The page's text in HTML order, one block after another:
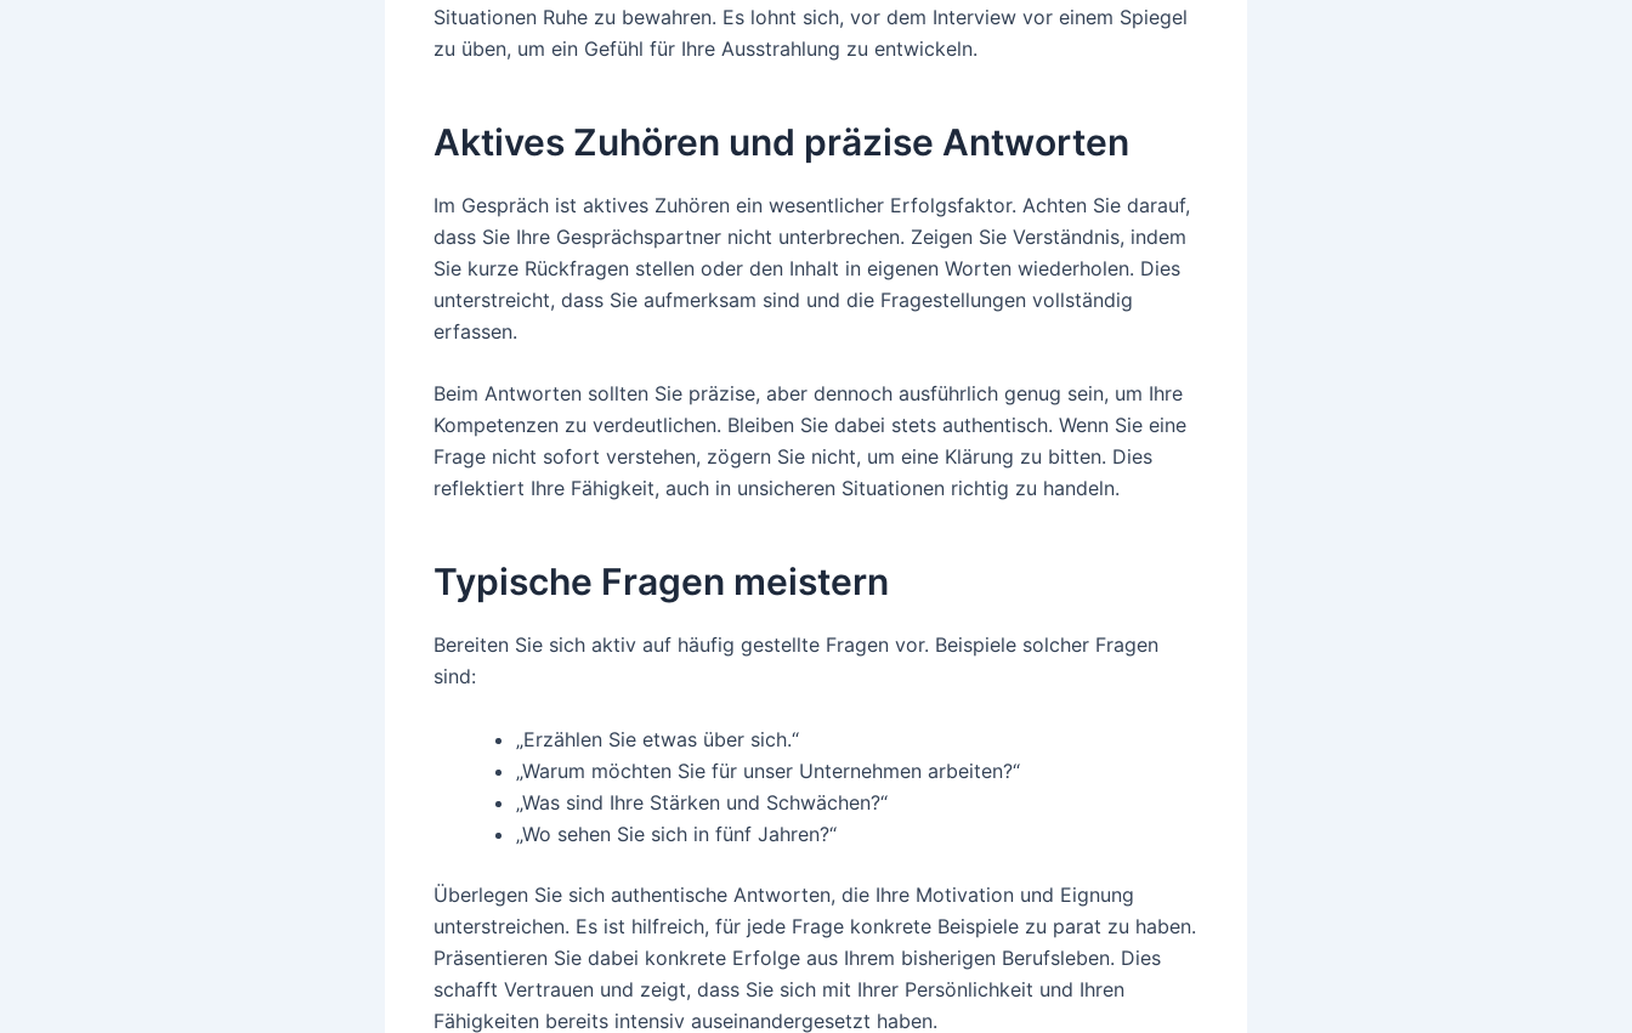
Situationen Ruhe zu bewahren. Es lohnt sich, vor dem Interview vor einem Spiegel
zu üben, um ein Gefühl für Ihre Ausstrahlung zu entwickeln.
Aktives Zuhören und präzise Antworten
Im Gespräch ist aktives Zuhören ein wesentlicher Erfolgsfaktor. Achten Sie darauf,
dass Sie Ihre Gesprächspartner nicht unterbrechen. Zeigen Sie Verständnis, indem
Sie kurze Rückfragen stellen oder den Inhalt in eigenen Worten wiederholen. Dies
unterstreicht, dass Sie aufmerksam sind und die Fragestellungen vollständig
erfassen.
Beim Antworten sollten Sie präzise, aber dennoch ausführlich genug sein, um Ihre
Kompetenzen zu verdeutlichen. Bleiben Sie dabei stets authentisch. Wenn Sie eine
Frage nicht sofort verstehen, zögern Sie nicht, um eine Klärung zu bitten. Dies
reflektiert Ihre Fähigkeit, auch in unsicheren Situationen richtig zu handeln.
Typische Fragen meistern
Bereiten Sie sich aktiv auf häufig gestellte Fragen vor. Beispiele solcher Fragen
sind:
„Erzählen Sie etwas über sich.“
„Warum möchten Sie für unser Unternehmen arbeiten?“
„Was sind Ihre Stärken und Schwächen?“
„Wo sehen Sie sich in fünf Jahren?“
Überlegen Sie sich authentische Antworten, die Ihre Motivation und Eignung
unterstreichen. Es ist hilfreich, für jede Frage konkrete Beispiele zu parat zu haben.
Präsentieren Sie dabei konkrete Erfolge aus Ihrem bisherigen Berufsleben. Dies
schafft Vertrauen und zeigt, dass Sie sich mit Ihrer Persönlichkeit und Ihren
Fähigkeiten bereits intensiv auseinandergesetzt haben.